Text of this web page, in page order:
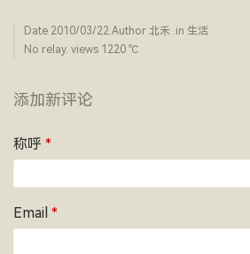
Date 2010/03/22.Author 北禾 .in 生活.
No relay. views 1220 ­℃
添加新评论
称呼 *
Email *